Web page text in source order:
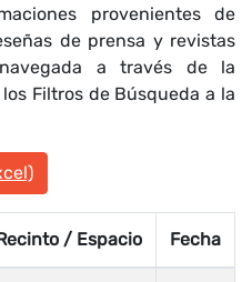
provenientes de
de prensa y revistas
a través de la
Filtros de Búsqueda a la
/ Espacio Fecha